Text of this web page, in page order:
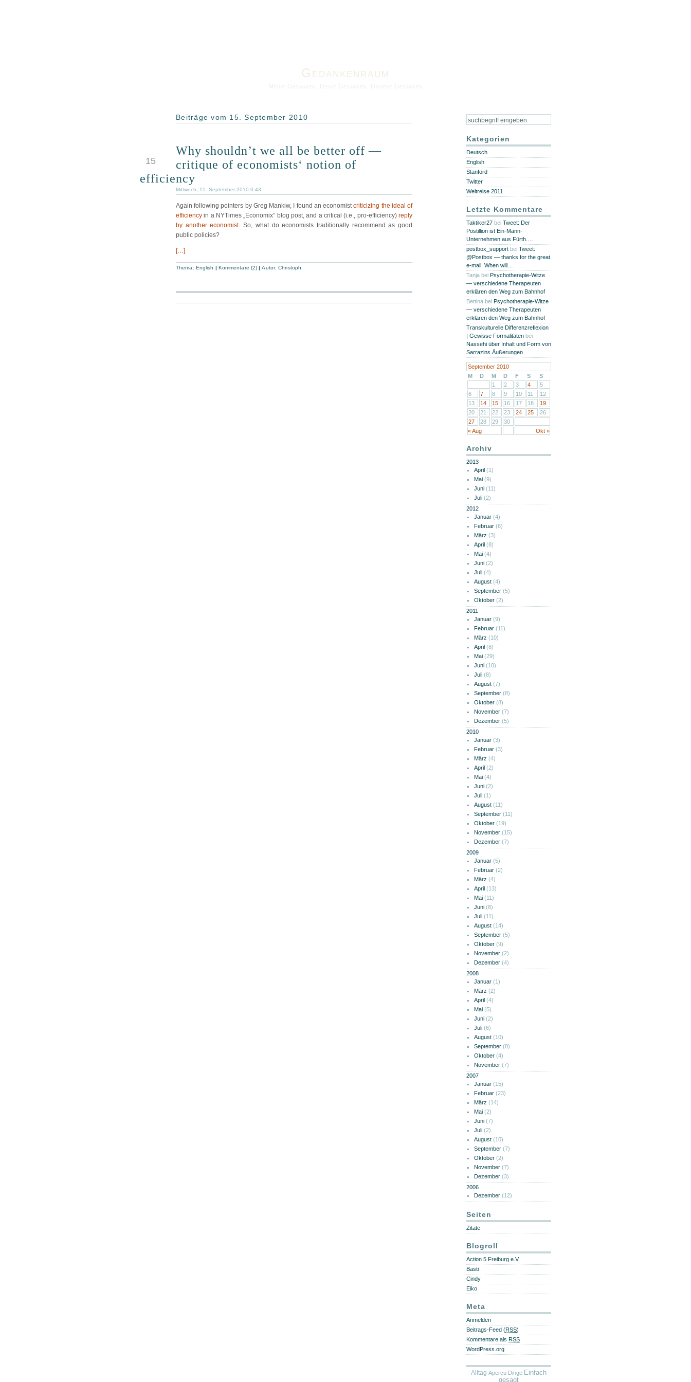
Gedankenraum
Beiträge vom 15. September 2010
15
Why shouldn’t we all be better off —
critique of economists‘ notion of
efficiency
Mittwoch, 15. September 2010 0:43
Again following pointers by Greg Mankiw, I found an economistcriticizing the ideal of
efficiency in a NYTimes „Economix“ blog post, and a critical (i.e., pro-efficiency) reply
by another economist. So, what do economists traditionally recommend as good
public policies?
[…]
Thema: English | Kommentare (2) |Autor:Christoph
Kategorien
Deutsch
English
Stanford
Twitter
Weltreise 2011
Letzte Kommentare
Taktiker27 bei Tweet: Der
Postillion ist Ein-Mann-
Unternehmen aus Fürth.…
postbox_support bei Tweet:
@Postbox — thanks for the great
e-mail. When will…
Tanja bei Psychotherapie-Witze
— verschiedene Therapeuten
erklären den Weg zum Bahnhof
Bettina bei Psychotherapie-Witze
— verschiedene Therapeuten
erklären den Weg zum Bahnhof
Transkulturelle Differenzreflexion
| Gewisse Formalitäten bei
Nassehi über Inhalt und Form von
Sarrazins Äußerungen
September 2010
M
D M D F S S
« Aug Okt »
1 2 3 4
5
6
7 8 9 10 11
12
13
14 15 16 17 18
19
20
21 22 23 24 25
26
27
28 29 30
Archiv
2013
April (1)
Mai (9)
Juni (11)
Juli (2)
2012
Januar (4)
Februar (6)
März (3)
April (8)
Mai (4)
Juni (2)
Juli (4)
August (4)
September (5)
Oktober (2)
2011
Januar (9)
Februar (11)
März (10)
April (8)
Mai (29)
Juni (10)
Juli (8)
August (7)
September (8)
Oktober (8)
November (7)
Dezember (5)
2010
Januar (3)
Februar (3)
März (4)
April (2)
Mai (4)
Juni (2)
Juli (1)
August (11)
September (11)
Oktober (19)
November (15)
Dezember (7)
2009
Januar (5)
Februar (2)
März (4)
April (13)
Mai (11)
Juni (8)
Juli (11)
August (14)
September (5)
Oktober (9)
November (2)
Dezember (4)
2008
Januar (1)
März (2)
April (4)
Mai (5)
Juni (2)
Juli (6)
August (10)
September (8)
Oktober (4)
November (7)
2007
Januar (15)
Februar (23)
März (14)
Mai (2)
Juni (7)
Juli (2)
August (10)
September (7)
Oktober (2)
November (7)
Dezember (3)
2006
Dezember (12)
Seiten
Zitate
Blogroll
Action 5 Freiburg e.V.
Basti
Cindy
Eiko
Meta
Anmelden
Beitrags-Feed (RSS)
Kommentare als RSS
WordPress.org
Alltag Aperçu Dinge Einfach
gesagt